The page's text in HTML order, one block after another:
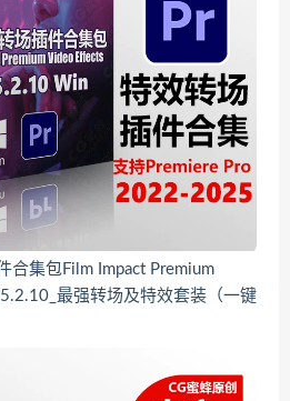
合集包Film Impact Premium
最强转场及特效套装（一键